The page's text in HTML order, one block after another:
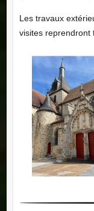
Les travaux
visites reprendront